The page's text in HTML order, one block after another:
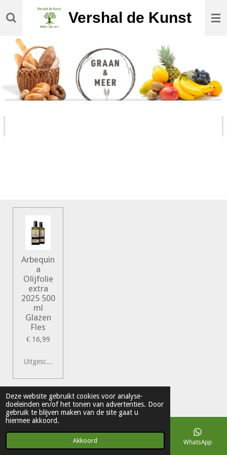
Deze website gebruikt cookies voor analyse-
doeleinden en/of het tonen van advertenties. Door
gebruik te blijven maken van de site gaat u
hiermee akkoord.
Akkoord
direct
hoofdinhoud
Vershal de Kunst
Arbequin
a
Olijfolie
extra
2025 500
ml
Glazen
Fles
€ 16,99
Uitgeschakeld
© 2022 Vershal de Kunst
Powered byJouwWeb
Telefoonnummer WhatsApp